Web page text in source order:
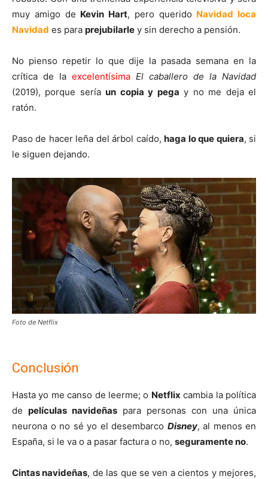
muy amigo de Kevin Hart, pero querido Navidad loca
Navidad es para prejubilarle y sin derecho a pensión.
No pienso repetir lo que dije la pasada semana en la
crítica de la excelentísima El caballero de la Navidad
(2019), porque seríaun copia y pega y no me deja el
ratón.
Paso de hacer leña del árbol caído,haga lo que quiera, si
le siguen dejando.
Foto de Netflix
Conclusión
Hasta yo me canso de leerme; o Netflix cambia la política
de películas navideñas para personas con una única
neurona o no sé yo el desembarco Disney, al menos en
España, si le va o a pasar factura o no, seguramente no.
Cintas navideñas, de las que se ven a cientos y mejores,